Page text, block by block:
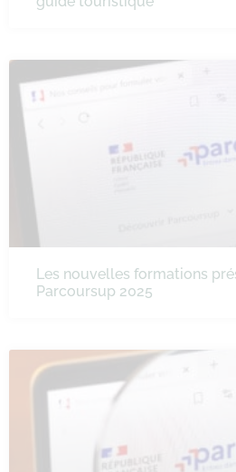
Les nouvelles formations
Parcoursup 2025